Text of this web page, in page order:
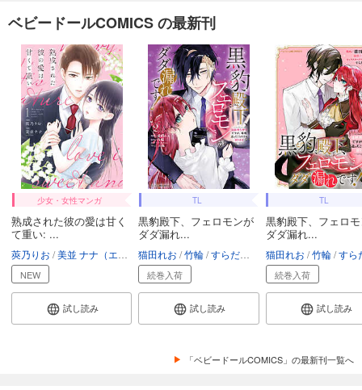
ベビードールCOMICS の最新刊
少女・女性マンガ
熟成された彼の愛は甘く
て重い: ...
莢乃りお 美並 ナナ（エブリスタ）
NEW
試し読み
TL
黒豹殿下、フェロモンが
ダダ漏れ...
猫田れお 竹輪 すらだまみ
続巻入荷
試し読み
TL
黒豹殿下、フェロ
ダダ漏れ...
猫田れお 竹輪 すらだ
続巻入荷
試し読み
「ベビードールCOMICS」の最新刊一覧へ